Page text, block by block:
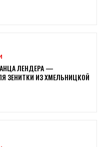
ЛЕНДЕРА —
ЗЕНИТКИ ИЗ ХМЕЛЬНИЦКОЙ